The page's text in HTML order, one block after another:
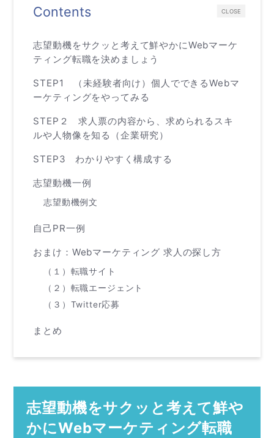
CLOSE
Contents
志望動機をサクッと考えて鮮やかにWebマーケ
ティング転職を決めましょう
STEP1 （未経験者向け）個人でできるWebマ
ーケティングをやってみる
STEP２ 求人票の内容から、求められるスキ
ルや人物像を知る（企業研究）
STEP3 わかりやすく構成する
志望動機一例
志望動機例文
自己PR一例
おまけ：Webマーケティング 求人の探し方
（１）転職サイト
（２）転職エージェント
（３）Twitter応募
まとめ
志望動機をサクッと考えて鮮や
かにWebマーケティング転職